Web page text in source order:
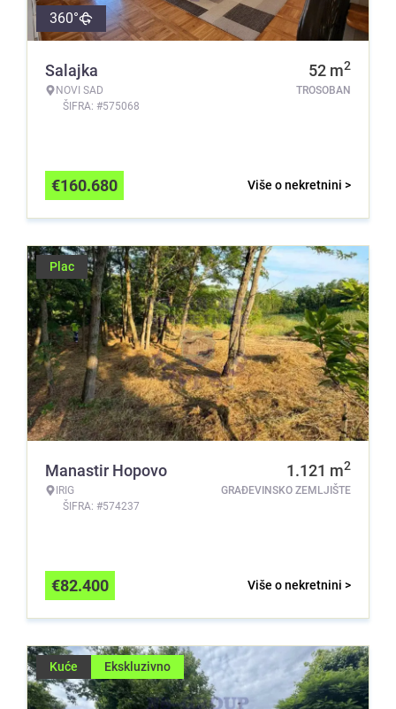
360°
Salajka
NOVI SAD
ŠIFRA: #575068
52 m2
TROSOBAN
Više o nekretnini >
€160.680
Plac
Manastir Hopovo
IRIG
ŠIFRA: #574237
1.121 m2
GRAĐEVINSKO ZEMLJIŠTE
Više o nekretnini >
€82.400
Kuće Ekskluzivno